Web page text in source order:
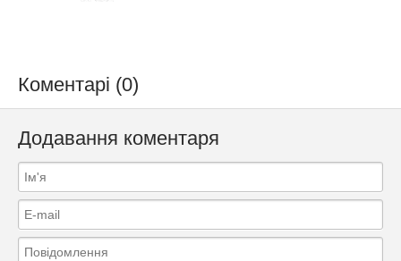
Коментарі (0)
Додавання коментаря